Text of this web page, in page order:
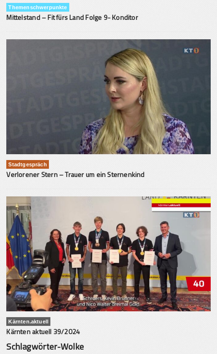
Themenschwerpunkte
Mittelstand – Fit fürs Land Folge 9- Konditor
Stadtgespräch
Verlorener Stern – Trauer um ein Sternenkind
Kärnten.aktuell
Kärnten aktuell 39/2024
Schlagwörter-Wolke